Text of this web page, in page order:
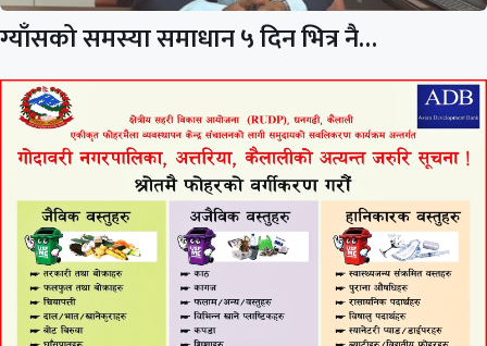
ग्याँसको समस्या समाधान ५ दिन भित्र नै…